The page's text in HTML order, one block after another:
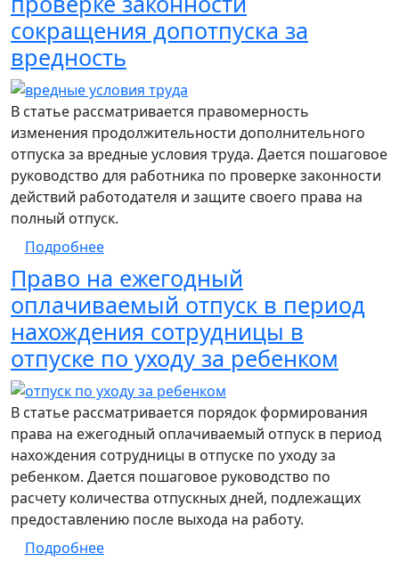
сокращения допотпуска за
вредность
В статье рассматривается правомерность
изменения продолжительности дополнительного
отпуска за вредные условия труда. Дается пошаговое
руководство для работника по проверке законности
действий работодателя и защите своего права на
полный отпуск.
Подробнеео Пошаговое руководство по проверке
Право на ежегодный
оплачиваемый отпуск в период
нахождения сотрудницы в
отпуске по уходу за ребенком
В статье рассматривается порядок формирования
права на ежегодный оплачиваемый отпуск в период
нахождения сотрудницы в отпуске по уходу за
ребенком. Дается пошаговое руководство по
расчету количества отпускных дней, подлежащих
предоставлению после выхода на работу.
Подробнеео Право на ежегодный оплачиваемый